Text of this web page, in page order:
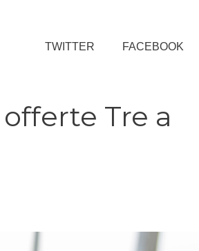
TWITTER FACEBOOK
Tre a